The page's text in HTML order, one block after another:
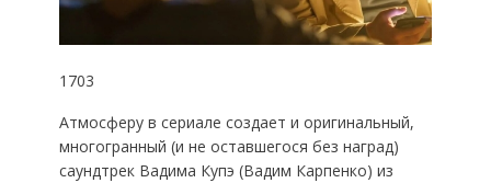
1703
Атмосферу в сериале создает и оригинальный,
многогранный (и не оставшегося без наград)
саундтрек Вадима Купэ (Вадим Карпенко) из